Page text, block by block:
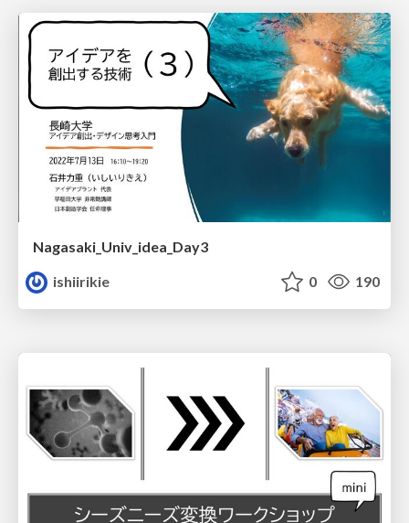
Nagasaki_Univ_idea_Day3
ishiirikie
0 190